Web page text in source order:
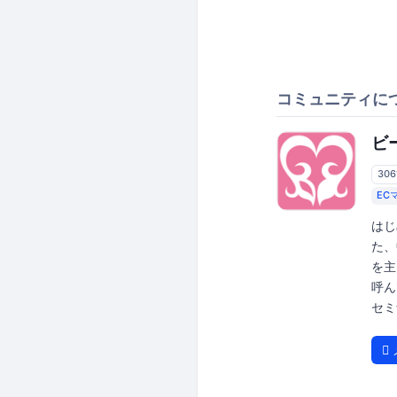
コミュニティに
ビ
EC
は
た
を
呼
セ